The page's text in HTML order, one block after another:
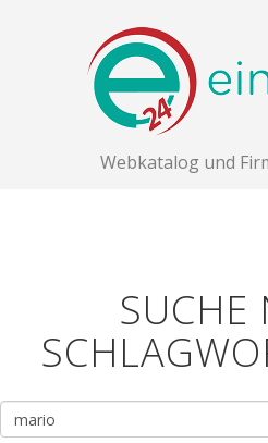
Webkatalog und
SUCHE